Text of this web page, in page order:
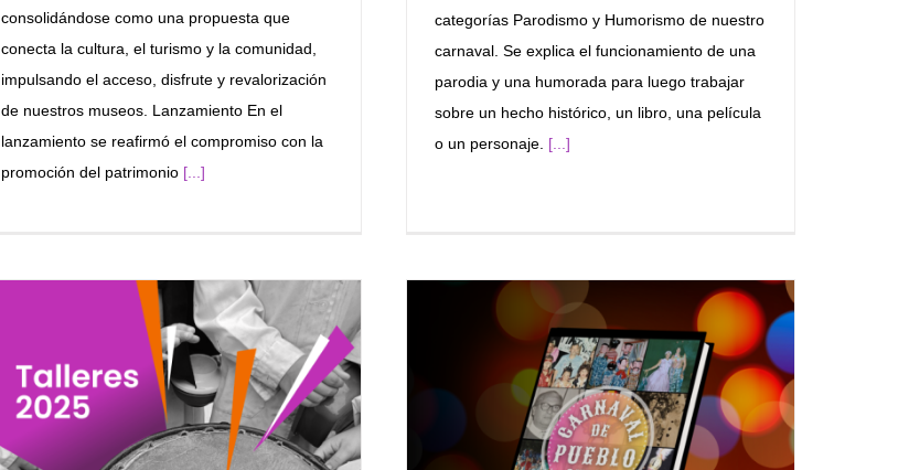
consolidándose como una propuesta que
conecta la cultura, el turismo y la comunidad,
impulsando el acceso, disfrute y revalorización
de nuestros museos. Lanzamiento En el
lanzamiento se reafirmó el compromiso con la
promoción del patrimonio [...]
categorías Parodismo y Humorismo de nuestro
carnaval. Se explica el funcionamiento de una
parodia y una humorada para luego trabajar
sobre un hecho histórico, un libro, una película
o un personaje. [...]